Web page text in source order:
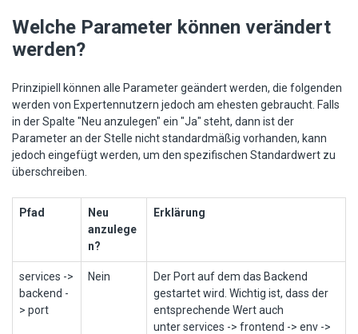
Welche Parameter können verändert
werden?
Prinzipiell können alle Parameter geändert werden, die folgenden
werden von Expertennutzern jedoch am ehesten gebraucht. Falls
in der Spalte "Neu anzulegen" ein "Ja" steht, dann ist der
Parameter an der Stelle nicht standardmäßig vorhanden, kann
jedoch eingefügt werden, um den spezifischen Standardwert zu
überschreiben.
Pfad
Neu
anzulege
n?
Erklärung
services ->
backend -
> port
Nein
Der Port auf dem das Backend
gestartet wird. Wichtig ist, dass der
entsprechende Wert auch
unter services -> frontend -> env ->